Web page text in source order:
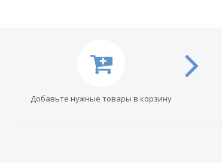
Добавьте нужные товары в корзину